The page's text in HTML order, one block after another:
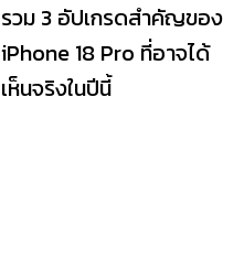
รวม 3 อัปเกรดสำคัญของ
iPhone 18 Pro ที่อาจได้
เห็นจริงในปีนี้